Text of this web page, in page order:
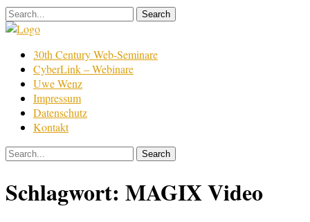
Skip
to
Film
Bearbeitung
30th Century Web-Seminare
CyberLink – Webinare
Uwe Wenz
Impressum
Datenschutz
Kontakt
Schlagwort: MAGIX Video